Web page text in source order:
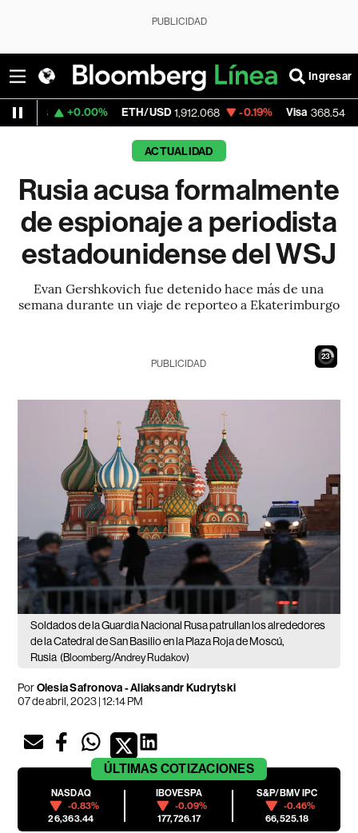
PUBLICIDAD
Ingresar
+0.00% ETH/USD 1,912.068 -0.19% Visa 368.54 -0.28%
ACTUALIDAD
Rusia acusa formalmente
de espionaje a periodista
estadounidense del WSJ
Evan Gershkovich fue detenido hace más de una
semana durante un viaje de reporteo a Ekaterimburgo
22
PUBLICIDAD
Soldados de la Guardia Nacional Rusa patrullan los alrededores
de la Catedral de San Basilio en la Plaza Roja de Moscú,
Rusia (Bloomberg/Andrey Rudakov)
PorOlesia Safronova - Aliaksandr Kudrytski
07 de abril, 2023 | 12:14 PM
ÚLTIMAS COTIZACIONES
NASDAQ
-0.83%
26,363.44
IBOVESPA
-0.09%
177,726.17
S&P/BMV IPC
-0.46%
66,525.18